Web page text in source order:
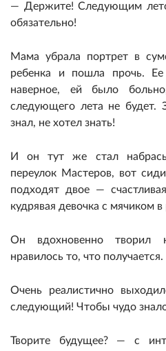
— Держите! Следующим
обязательно!
Мама убрала портрет в
ребенка и пошла прочь.
наверное, ей было
следующего лета не будет.
знал, не хотел знать!
И он тут же стал
переулок Мастеров, вот
подходят двое —
кудрявая девочка с мячиком в
Он вдохновенно творил
нравилось то, что получается.
Очень реалистично
следующий! Чтобы чудо
Творите будущее? — с